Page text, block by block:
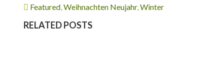
Featured,Weihnachten Neujahr,Winter
RELATED POSTS